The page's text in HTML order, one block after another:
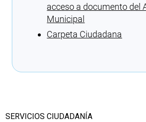
acceso a documento del
Municipal
Carpeta Ciudadana
SERVICIOS CIUDADANÍA